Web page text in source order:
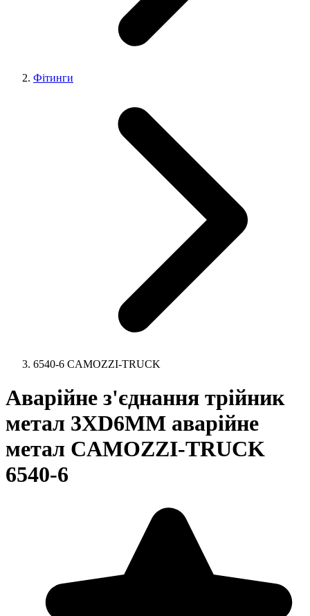
Фітинги
6540-6 CAMOZZI-TRUCK
Аварійне з'єднання трійник
метал 3XD6MM аварійне
метал CAMOZZI-TRUCK
6540-6